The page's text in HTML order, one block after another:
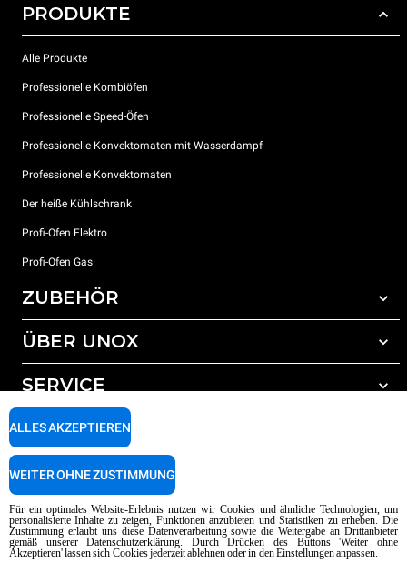
PRODUKTE
Alle Produkte
Professionelle Kombiöfen
Professionelle Speed-Öfen
Professionelle Konvektomaten mit Wasserdampf
Professionelle Konvektomaten
Der heiße Kühlschrank
Profi-Ofen Elektro
Profi-Ofen Gas
ZUBEHÖR
Gesamtes Zubehör
Wasseraufbereitung mit Kunstharzfiltern
Wasseraufbereitung durch Umkehrosmose
ÜBER UNOX
Unsere Standorte weltweit
SERVICE
Unox garantie
Händler Suche
Copyright 2026 UNOX SpA Alle Rechte vorbehalten. Reg. Imp. Padova n °
04230750285 - REA Padova 372835 - Kap. Soc. 5.000.000 € iv - P.IVA / CF
04230750285 - IT WEEE Reg. No. IT08020000000377
AI Content Disclaimer Privacy policy Cookie policy
Für ein optimales Website-Erlebnis nutzen wir Cookies und ähnliche Technologien, um
personalisierte Inhalte zu zeigen, Funktionen anzubieten und Statistiken zu erheben. Die
Zustimmung erlaubt uns diese Datenverarbeitung sowie die Weitergabe an Drittanbieter
gemäß unserer Datenschutzerklärung. Durch Drücken des Buttons 'Weiter ohne
Akzeptieren' lassen sich Cookies jederzeit ablehnen oder in den Einstellungen anpassen.
ALLES AKZEPTIEREN
WEITER OHNE ZUSTIMMUNG